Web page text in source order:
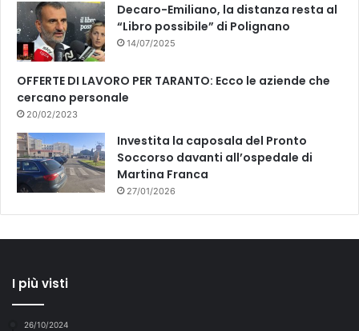
Decaro-Emiliano, la distanza resta al
“Libro possibile” di Polignano
14/07/2025
OFFERTE DI LAVORO PER TARANTO: Ecco le aziende che
cercano personale
20/02/2023
Investita la caposala del Pronto
Soccorso davanti all’ospedale di
Martina Franca
27/01/2026
I più visti
26/10/2024